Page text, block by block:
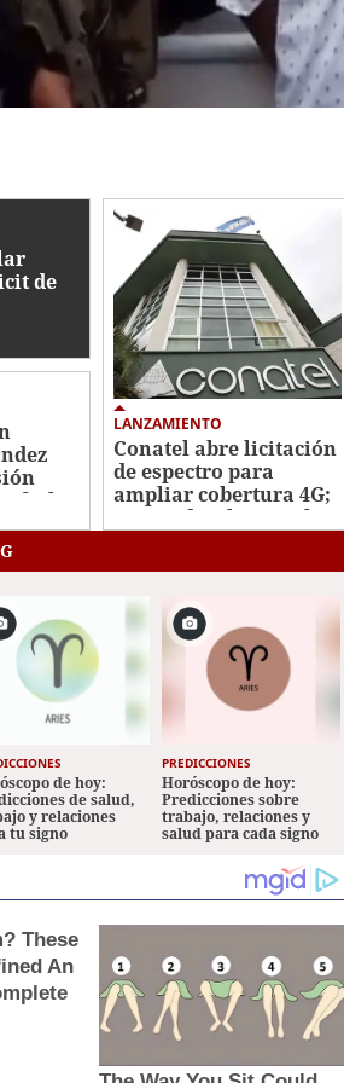
de
a
fecha
LANZAMIENTO
Conatel abre licitación
de espectro para
ampliar cobertura 4G;
previo despliegue al
de hoy:
de salud,
y relaciones
tu signo
PREDICCIONES
Horóscopo de hoy:
Predicciones sobre
trabajo, relaciones y
salud para cada signo
These
An